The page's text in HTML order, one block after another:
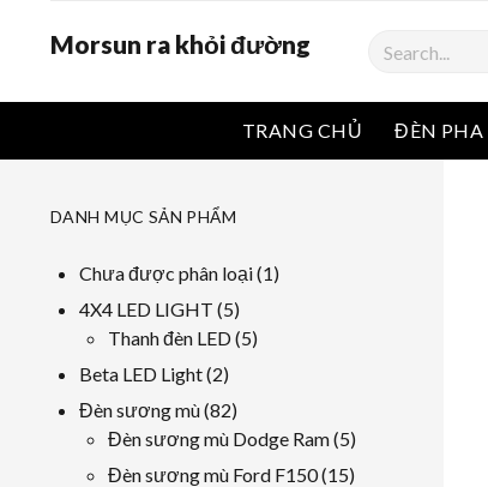
Morsun ra khỏi đường
Tìm
TRANG CHỦ ĐÈN PHA
DANH MỤC SẢN PHẨM
Chưa được phân loại 11
4X4 LED LIGHT 55
các
Thanh đèn LED 55
Beta LED Light 22
các
sản
Đèn sương mù 8282
các
sản
Đèn sương mù Dodge Ram 55
các
Đèn sương mù Ford F150 1515